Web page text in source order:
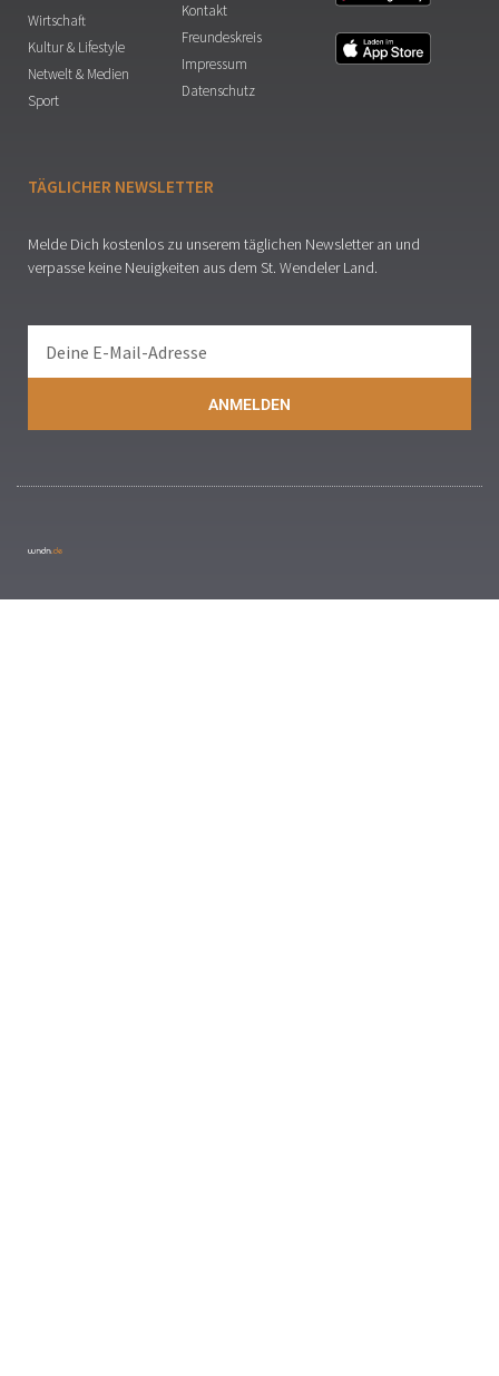
Wirtschaft
Kultur & Lifestyle
Netwelt & Medien
Sport
Kontakt
Freundeskreis
Impressum
Datenschutz
TÄGLICHER NEWSLETTER
Melde Dich kostenlos zu unserem täglichen Newsletter an und
verpasse keine Neuigkeiten aus dem St. Wendeler Land.
ANMELDEN